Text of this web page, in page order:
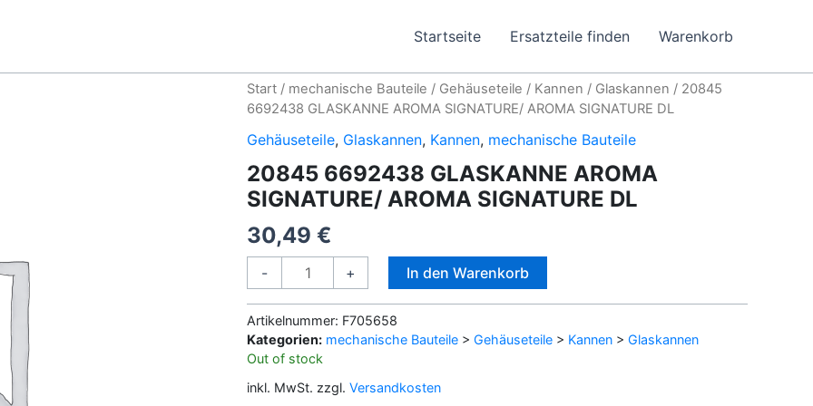
Startseite Ersatzteile finden Warenkorb
Start / mechanische Bauteile / Gehäuseteile / Kannen / Glaskannen / 20845
6692438 GLASKANNE AROMA SIGNATURE/ AROMA SIGNATURE DL
Gehäuseteile, Glaskannen, Kannen, mechanische Bauteile
20845 6692438 GLASKANNE AROMA
SIGNATURE/ AROMA SIGNATURE DL
30,49 €
-
6692438
GLASKANNE
AROMA
SIGNATURE/
SIGNATURE
+ In den Warenkorb
Artikelnummer: F705658
Kategorien: mechanische Bauteile > Gehäuseteile > Kannen > Glaskannen
Out of stock
inkl. MwSt. zzgl. Versandkosten